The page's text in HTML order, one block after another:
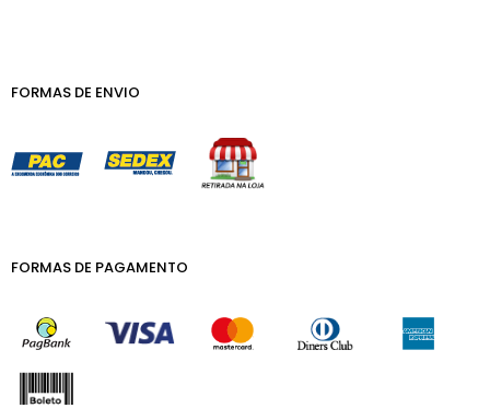
FORMAS DE ENVIO
FORMAS DE PAGAMENTO